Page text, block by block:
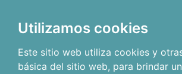
Utilizamos cookies
Este sitio web utiliza cookies y
básica del sitio web, para brindar